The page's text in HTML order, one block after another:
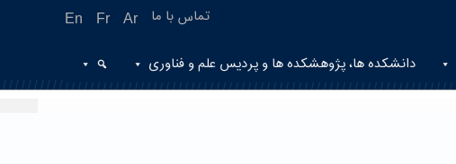
En Fr Ar تماس با ما
دانشکده ها، پژوهشکده ها و پردیس علم و فناوری